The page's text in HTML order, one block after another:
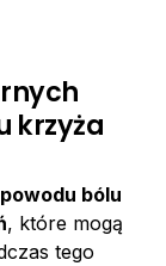
krzyża
bólu
, które mogą
tego